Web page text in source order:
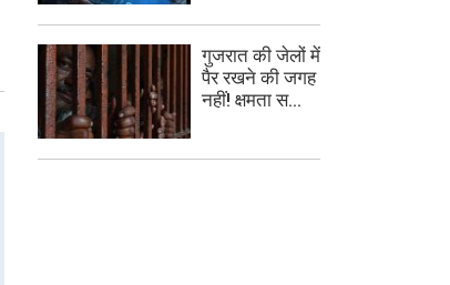
गुजरात की जेलों में
पैर रखने की जगह
नहीं! क्षमता स...